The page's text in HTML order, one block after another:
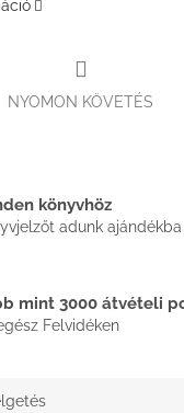
NYOMON KÖVETÉS
könyvhöz
adunk ajándékba
mint 3000 átvételi
Felvidéken